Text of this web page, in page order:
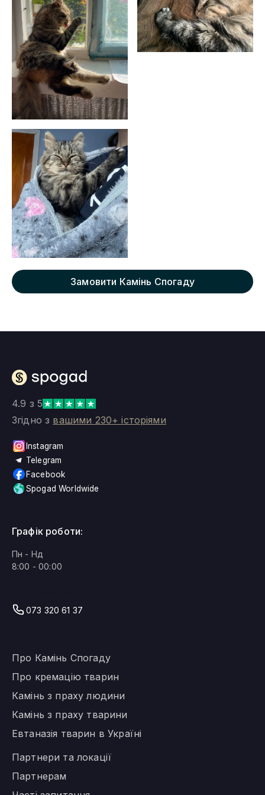
Замовити Камінь Спогаду
4.9 з 5
Згідно з вашими 230+ історіями
Instagram
Telegram
Facebook
Spogad Worldwide
Про Камінь Спогаду
Про кремацію тварин
Камінь з праху людини
Камінь з праху тварини
Евтаназія тварин в Україні
Партнери та локації
Партнерам
Графік роботи:
Пн - Нд
8:00 - 00:00
073 320 61 37